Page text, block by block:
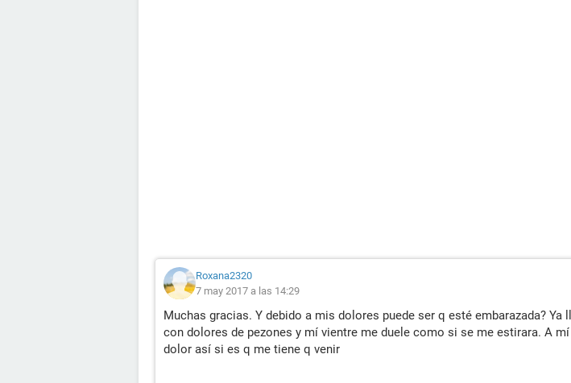
Roxana2320
7 may 2017 a las 14:29
Muchas gracias. Y debido a mis dolores puede ser q esté embarazada? Ya
con dolores de pezones y mí vientre me duele como si se me estirara. A
dolor así si es q me tiene q venir